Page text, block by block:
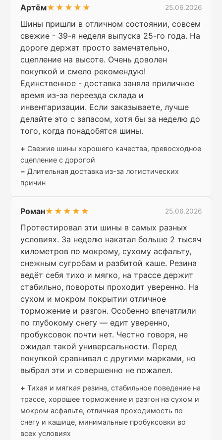
Артём★★★★★ 25.06.2026
Шины пришли в отличном состоянии, совсем
свежие - 39-я неделя выпуска 25-го года. На
дороге держат просто замечательно,
сцепление на высоте. Очень доволен
покупкой и смело рекомендую!
Единственное - доставка заняла приличное
время из-за переезда склада и
инвентаризации. Если заказываете, лучше
делайте это с запасом, хотя бы за неделю до
того, когда понадобятся шины.
+ Свежие шины хорошего качества, превосходное
сцепление с дорогой
− Длительная доставка из-за логистических
причин
Роман★★★★★ 25.06.2026
Протестировал эти шины в самых разных
условиях. За неделю накатал больше 2 тысяч
километров по мокрому, сухому асфальту,
снежным сугробам и разбитой каше. Резина
ведёт себя тихо и мягко, на трассе держит
стабильно, повороты проходит уверенно. На
сухом и мокром покрытии отличное
торможение и разгон. Особенно впечатлили
по глубокому снегу — едит уверенно,
пробуксовок почти нет. Честно говоря, не
ожидал такой универсальности. Перед
покупкой сравнивал с другими марками, но
выбрал эти и совершенно не пожалел.
+ Тихая и мягкая резина, стабильное поведение на
трассе, хорошее торможение и разгон на сухом и
мокром асфальте, отличная проходимость по
снегу и кашице, минимальные пробуксовки во
всех условиях